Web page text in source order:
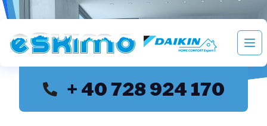
Eskimo distribuie si monteaza aparate de aer
+ 40 728 924 170